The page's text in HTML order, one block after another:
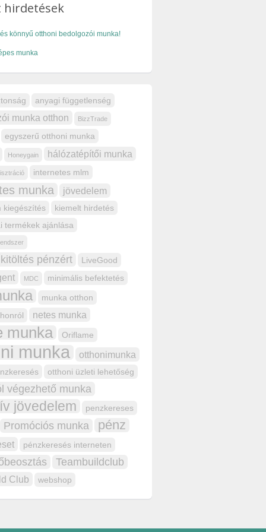
hirdetések
könnyű otthoni bedolgozói munka!
munka
anyagi függetlenség
munka otthon BizzTrade
egyszerű otthoni munka
Honeygain hálózatépítői munka
internetes mlm
munka jövedelem
kiegészítés
kiemelt hirdetés
termékek ajánlása
pénzért LiveGood
MDC minimális befektetés
munka otthon
netes munka
munka Oriflame
munka otthonimunka
otthoni üzleti lehetőség
végezhető munka
jövedelem penzkereses
Promóciós munka pénz
pénzkeresés interneten
Teambuildclub
Club webshop